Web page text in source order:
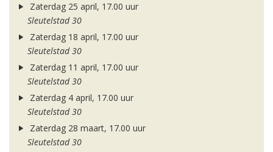
Zaterdag 25 april, 17.00 uur
Sleutelstad 30
Zaterdag 18 april, 17.00 uur
Sleutelstad 30
Zaterdag 11 april, 17.00 uur
Sleutelstad 30
Zaterdag 4 april, 17.00 uur
Sleutelstad 30
Zaterdag 28 maart, 17.00 uur
Sleutelstad 30